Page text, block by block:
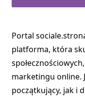
Portal
platforma, która
marketingu online.
początkujący, jak i